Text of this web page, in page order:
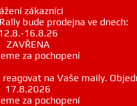
zákazníci
bude prodejna ve dnech:
16.8.26
ZAVŘENA
za pochopení
na Vaše maily.
17.8.2026
za pochopení